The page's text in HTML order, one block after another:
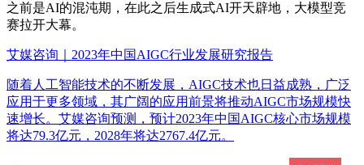
之前是AI的混沌期，在此之后生成式AI开天辟地，大模型竞
赛拉开大幕。
艾媒咨询｜2023年中国AIGC行业发展研究报告
随着人工智能技术的不断发展，AIGC技术也日益成熟，广泛
应用于更多领域，其广阔的应用前景将推动AIGC市场规模快
速增长。艾媒咨询预测，预计2023年中国AIGC核心市场规模
将达79.3亿元，2028年将达2767.4亿元。